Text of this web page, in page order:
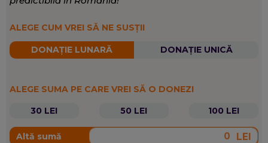
ALEGE CUM VREI SĂ NE SUSȚII
DONAȚIE LUNARĂ DONAȚIE UNICĂ
ALEGE SUMA PE CARE VREI SĂ O DONEZI
30 LEI
50 LEI 100 LEI
Altă sumă LEI